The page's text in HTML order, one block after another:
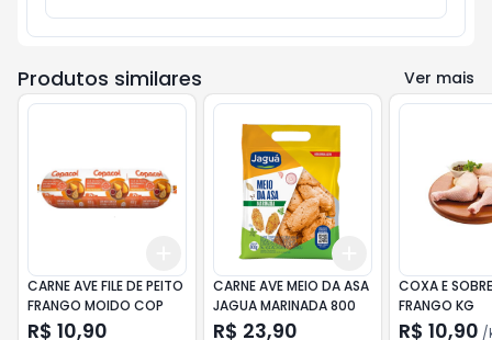
Produtos similares Ver mais
+10
CARNE AVE FILE DE PEITO
FRANGO MOIDO COP
R$ 10,90
Add
CARNE AVE MEIO DA ASA
JAGUA MARINADA 800
R$ 23,90
COXA E
FRANGO KG
R$ 10,90 /